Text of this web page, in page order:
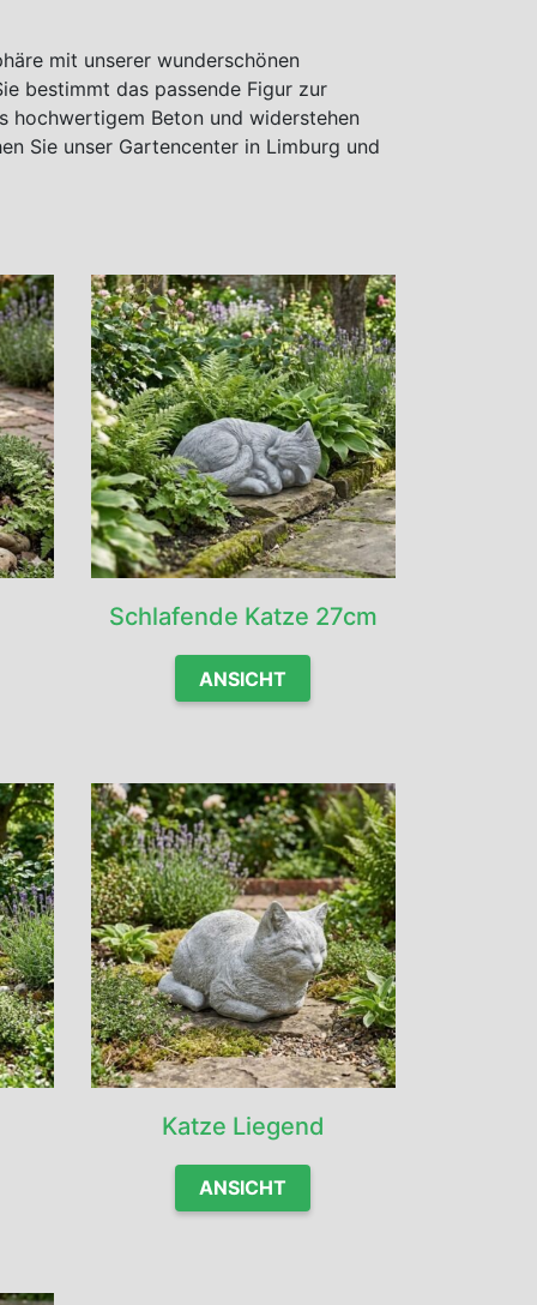
mit unserer wunderschönen
bestimmt das passende Figur zur
hochwertigem Beton und widerstehen
Sie unser Gartencenter in Limburg und
Schlafende Katze 27cm
ANSICHT
Katze Liegend
ANSICHT